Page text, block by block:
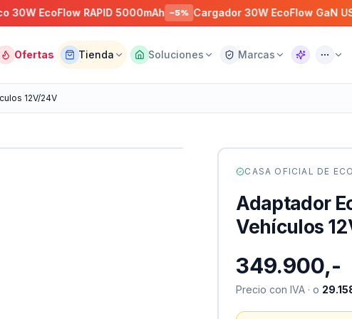
RAPID 5000mAh −5% Cargador 30W EcoFlow GaN USB-C −5
Ofertas Tienda Soluciones Marcas Asistente
12V/24V
CASA OFICIAL DE
Adaptador
Vehículos
349.900,-
Precio con IVA · o